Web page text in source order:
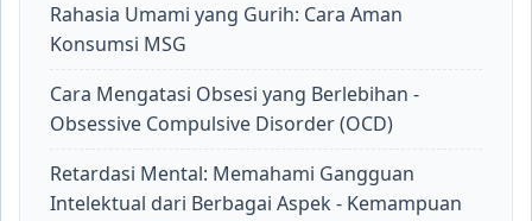
Rahasia Umami yang Gurih: Cara Aman
Konsumsi MSG
Cara Mengatasi Obsesi yang Berlebihan -
Obsessive Compulsive Disorder (OCD)
Retardasi Mental: Memahami Gangguan
Intelektual dari Berbagai Aspek - Kemampuan